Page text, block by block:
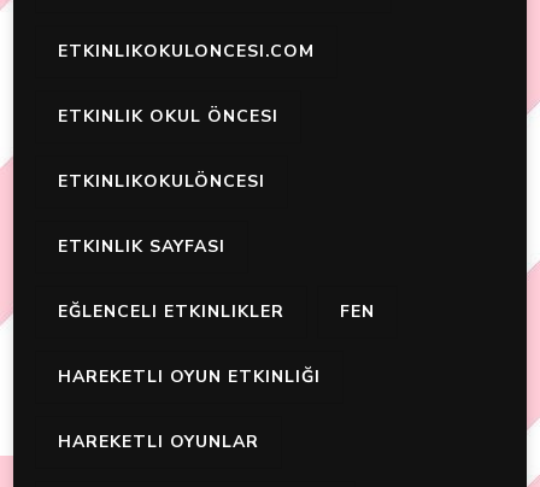
ETKINLIKOKULONCESI.COM
ETKINLIK OKUL ÖNCESI
ETKINLIKOKULÖNCESI
ETKINLIK SAYFASI
EĞLENCELI ETKINLIKLER FEN
HAREKETLI OYUN ETKINLIĞI
HAREKETLI OYUNLAR